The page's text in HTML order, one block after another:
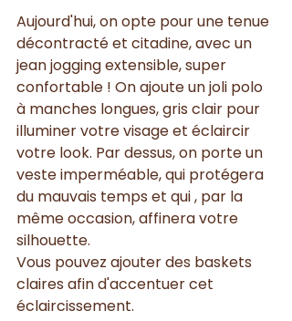
Aujourd'hui, on opte pour une tenue
décontracté et citadine, avec un
jean jogging extensible, super
confortable ! On ajoute un joli polo
à manches longues, gris clair pour
illuminer votre visage et éclaircir
votre look. Par dessus, on porte un
veste imperméable, qui protégera
du mauvais temps et qui , par la
même occasion, affinera votre
silhouette.
Vous pouvez ajouter des baskets
claires afin d'accentuer cet
éclaircissement.